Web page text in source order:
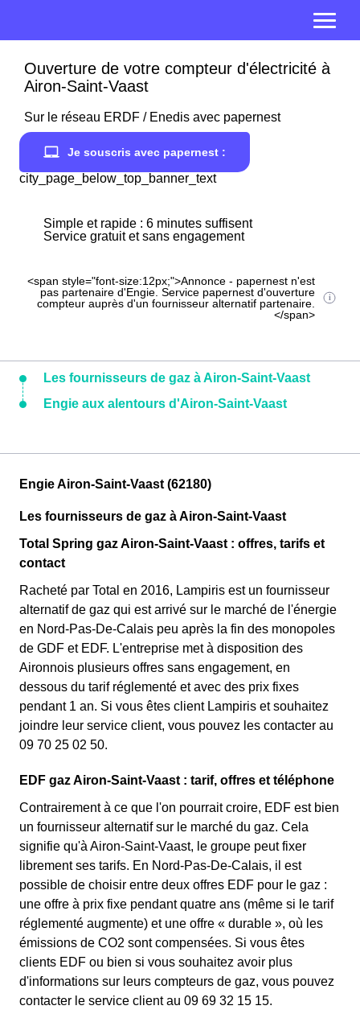
Ouverture de votre compteur d'électricité à
Airon-Saint-Vaast
Sur le réseau ERDF / Enedis avec papernest
Je souscris avec papernest :
city_page_below_top_banner_text
Simple et rapide : 6 minutes suffisent
Service gratuit et sans engagement
<span style="font-size:12px;">Annonce - papernest n'est
pas partenaire d'Engie. Service papernest d'ouverture
compteur auprès d'un fournisseur alternatif partenaire.
</span>
Les fournisseurs de gaz à Airon-Saint-Vaast
Engie aux alentours d'Airon-Saint-Vaast
Engie Airon-Saint-Vaast (62180)
Les fournisseurs de gaz à Airon-Saint-Vaast
Total Spring gaz Airon-Saint-Vaast : offres, tarifs et
contact
Racheté par Total en 2016, Lampiris est un fournisseur
alternatif de gaz qui est arrivé sur le marché de l'énergie
en Nord-Pas-De-Calais peu après la fin des monopoles
de GDF et EDF. L'entreprise met à disposition des
Aironnois plusieurs offres sans engagement, en
dessous du tarif réglementé et avec des prix fixes
pendant 1 an. Si vous êtes client Lampiris et souhaitez
joindre leur service client, vous pouvez les contacter au
09 70 25 02 50.
EDF gaz Airon-Saint-Vaast : tarif, offres et téléphone
Contrairement à ce que l'on pourrait croire, EDF est bien
un fournisseur alternatif sur le marché du gaz. Cela
signifie qu'à Airon-Saint-Vaast, le groupe peut fixer
librement ses tarifs. En Nord-Pas-De-Calais, il est
possible de choisir entre deux offres EDF pour le gaz :
une offre à prix fixe pendant quatre ans (même si le tarif
réglementé augmente) et une offre « durable », où les
émissions de CO2 sont compensées. Si vous êtes
clients EDF ou bien si vous souhaitez avoir plus
d'informations sur leurs compteurs de gaz, vous pouvez
contacter le service client au 09 69 32 15 15.